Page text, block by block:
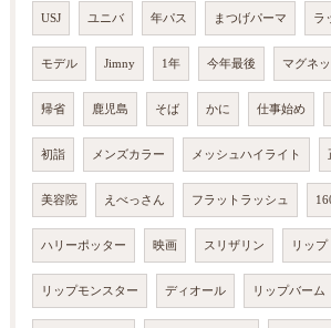
USJ ユニバ 年パス まつげパーマ ラ
モデル Jimny 1年 今年最後 マグネ
帰省 鹿児島 そば かに 仕事始め
初詣 メンズカラー メッシュハイライト
美容院 えべっさん フラットラッシュ
ハリーポッター 映画 スリザリン リップ
リップモンスター ディオール リップバーム